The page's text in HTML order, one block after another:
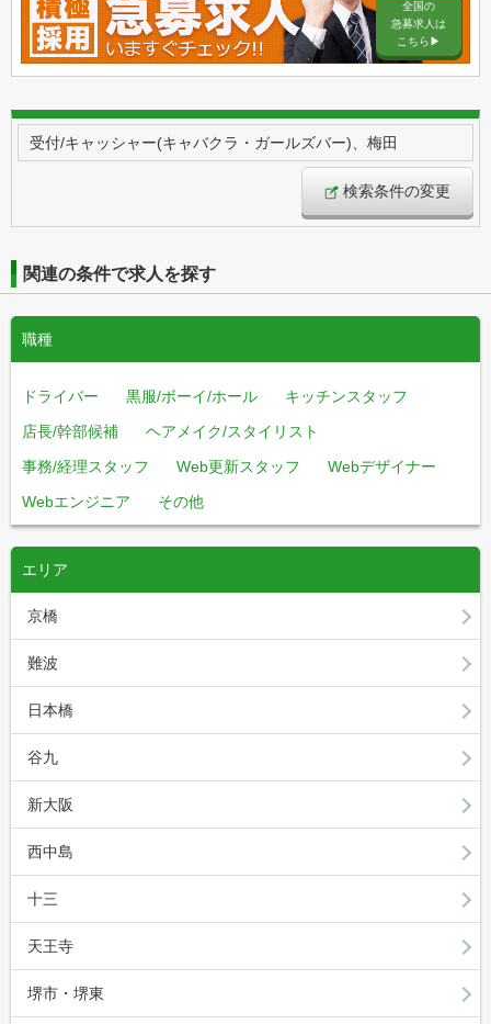
全国の
急募求人は
こちら▶︎
受付/キャッシャー(キャバクラ・ガールズバー)、梅田
検索条件の変更
関連の条件で求人を探す
職種
ドライバー 黒服/ボーイ/ホール
キッチンスタッフ
店長/幹部候補
ヘアメイク/スタイリスト
事務/経理スタッフ
Web更新スタッフ
Webデザイナー
Webエンジニア
その他
エリア
京橋
難波
日本橋
谷九
新大阪
西中島
十三
天王寺
堺市・堺東